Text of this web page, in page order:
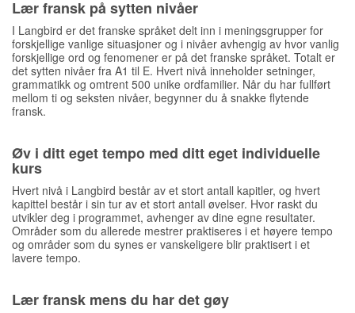
Lær fransk på sytten nivåer
I Langbird er det franske språket delt inn i meningsgrupper for
forskjellige vanlige situasjoner og i nivåer avhengig av hvor vanlig
forskjellige ord og fenomener er på det franske språket. Totalt er
det sytten nivåer fra A1 til E. Hvert nivå inneholder setninger,
grammatikk og omtrent 500 unike ordfamilier. Når du har fullført
mellom ti og seksten nivåer, begynner du å snakke flytende
fransk.
Øv i ditt eget tempo med ditt eget individuelle
kurs
Hvert nivå i Langbird består av et stort antall kapitler, og hvert
kapittel består i sin tur av et stort antall øvelser. Hvor raskt du
utvikler deg i programmet, avhenger av dine egne resultater.
Områder som du allerede mestrer praktiseres i et høyere tempo
og områder som du synes er vanskeligere blir praktisert i et
lavere tempo.
Lær fransk mens du har det gøy